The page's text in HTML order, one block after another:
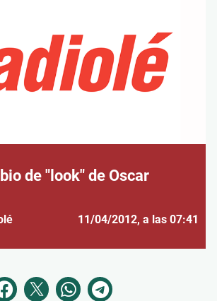
de "look" de Oscar
11/04/2012, a las 07:41